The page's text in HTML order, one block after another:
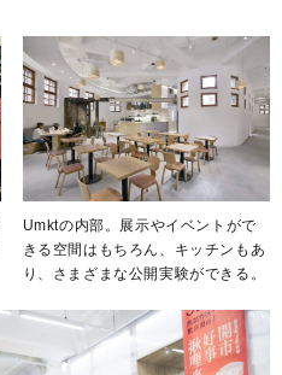
Umktの内部。展示やイベントがで
きる空間はもちろん、キッチンもあ
り、さまざまな公開実験ができる。